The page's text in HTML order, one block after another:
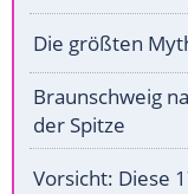
Die größten
Braunschweig
der Spitze
Vorsicht: Diese